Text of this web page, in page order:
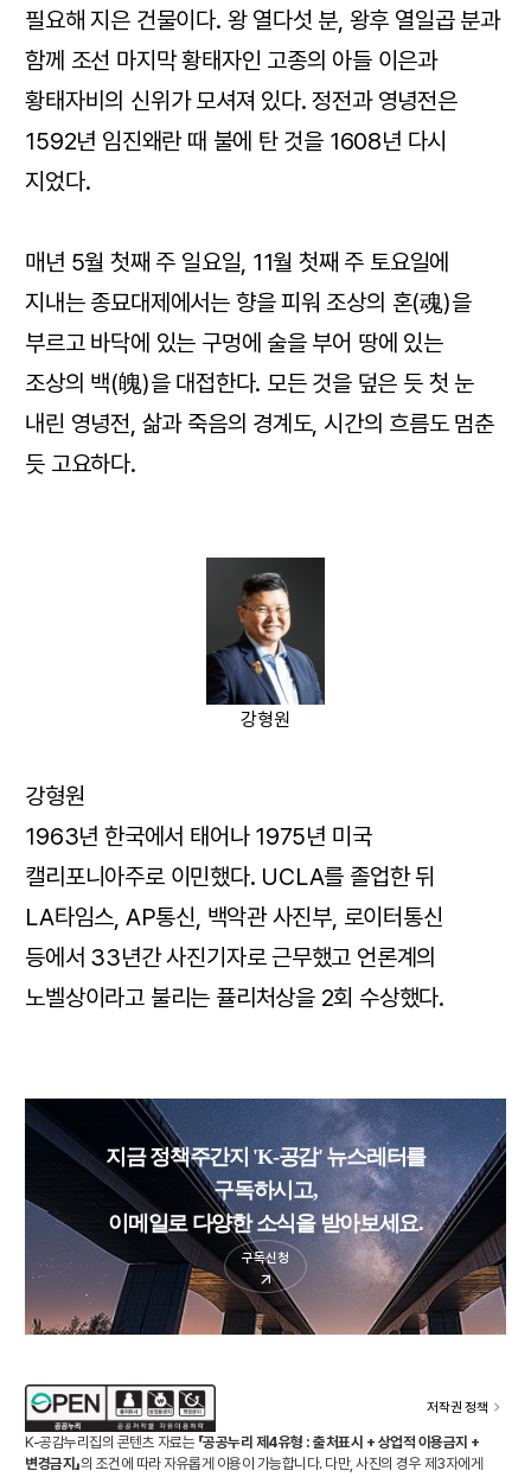
필요해 지은 건물이다. 왕 열다섯 분, 왕후 열일곱 분과
함께 조선 마지막 황태자인 고종의 아들 이은과
황태자비의 신위가 모셔져 있다. 정전과 영녕전은
1592년 임진왜란 때 불에 탄 것을 1608년 다시
지었다.
매년 5월 첫째 주 일요일, 11월 첫째 주 토요일에
지내는 종묘대제에서는 향을 피워 조상의 혼(魂)을
부르고 바닥에 있는 구멍에 술을 부어 땅에 있는
조상의 백(魄)을 대접한다. 모든 것을 덮은 듯 첫 눈
내린 영녕전, 삶과 죽음의 경계도, 시간의 흐름도 멈춘
듯 고요하다.
강형원
강형원
1963년 한국에서 태어나 1975년 미국
캘리포니아주로 이민했다. UCLA를 졸업한 뒤
LA타임스, AP통신, 백악관 사진부, 로이터통신
등에서 33년간 사진기자로 근무했고 언론계의
노벨상이라고 불리는 퓰리처상을 2회 수상했다.
지금 정책주간지 'K-공감' 뉴스레터를
구독하시고,
이메일로 다양한 소식을 받아보세요.
구독신청
저작권 정책
K-공감누리집의 콘텐츠 자료는 「공공누리 제4유형 : 출처표시 + 상업적 이용금지 +
변경금지」의 조건에 따라 자유롭게 이용이 가능합니다. 다만, 사진의 경우 제3자에게